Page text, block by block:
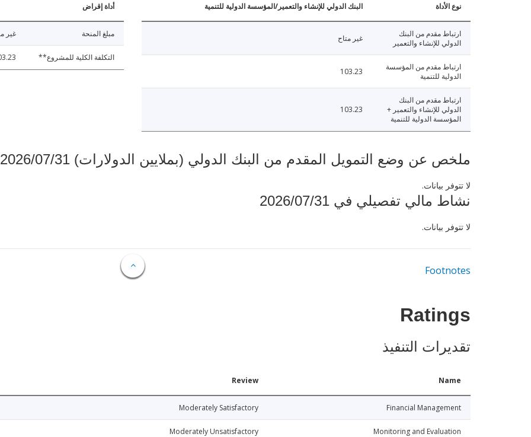
نوع الأداة البنك الدولي للإنشاء والتعمير/المؤسسة الدولية للتنمية
ارتباط مقدم من البنك
الدولي للإنشاء والتعمير
غير متاح
ارتباط مقدم من المؤسسة
الدولية للتنمية
103.23
ارتباط مقدم من البنك
الدولي للإنشاء والتعمير +
المؤسسة الدولية للتنمية
103.23
أداة إقراض
مبلغ المنحة غير
التكلفة الكلية للمشروع**
ملخص عن وضع التمويل المقدم من البنك الدولي (بملايين الدولارات) 2026/07/31
لا تتوفر بيانات.
نشاط مالي تفصيلي في 2026/07/31
لا تتوفر بيانات.
Footnotes
Ratings
تقديرات التنفيذ
Name
Review
Financial Management
Moderately Satisfactory
Monitoring and Evaluation
Moderately Unsatisfactory